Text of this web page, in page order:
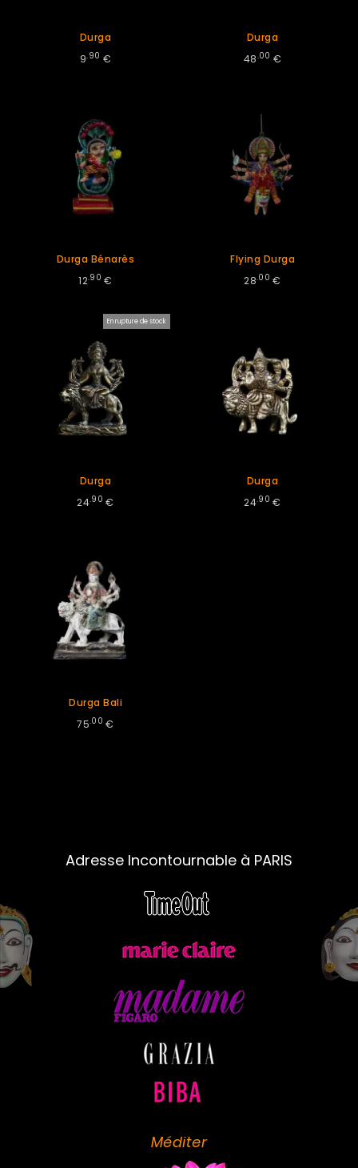
Durga
9.90 €
Durga
48.00 €
Durga Bénarès
12.90 €
Flying Durga
28.00 €
En rupture de stock
Durga
24.90 €
Durga
24.90 €
Durga Bali
75.00 €
Adresse Incontournable à PARIS
Méditer